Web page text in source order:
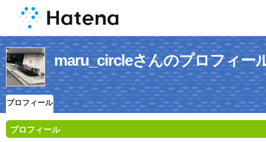
maru_circleさんのプロフィー
プロフィール
プロフィール